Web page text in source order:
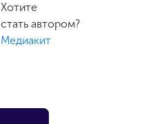
Хотите
стать автором?
Медиакит